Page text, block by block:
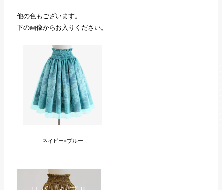
他の色もございます。
下の画像からお入りください。
ネイビー×ブルー